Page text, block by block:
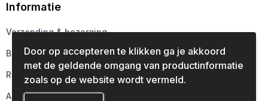
Informatie
Verzending & bezorging
Betaalmethoden
Retourneren
Aanleveren
Door op accepteren te klikken ga je akkoord
met de geldende omgang van productinformatie
zoals op de website wordt vermeld.